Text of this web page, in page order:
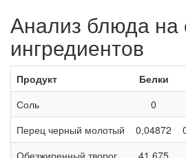
Анализ блюда на
ингредиентов
Продукт Белки
Соль
0
Перец черный молотый
0,04872
Обезжиренный творог
41,675